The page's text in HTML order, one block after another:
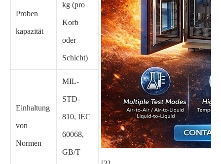
Proben
kapazität
kg (pro
Korb
oder
Schicht)
Einhaltung
von
Normen
MIL-
STD-
810, IEC
60068,
GB/T